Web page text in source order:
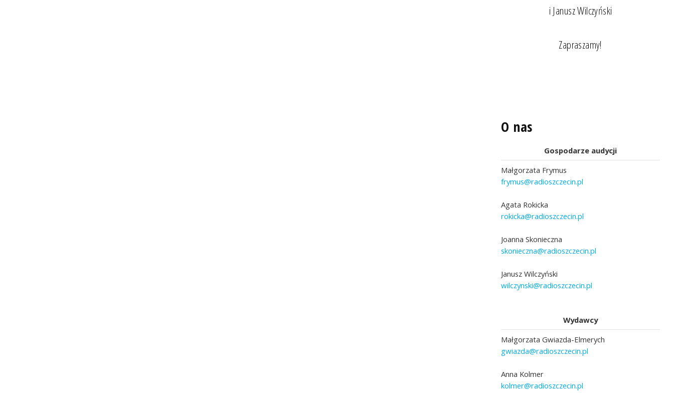
i Janusz Wilczyński
Zapraszamy!
O nas
Gospodarze audycji
Małgorzata Frymus
frymus@radioszczecin.pl
Agata Rokicka
rokicka@radioszczecin.pl
Joanna Skonieczna
skonieczna@radioszczecin.pl
Janusz Wilczyński
wilczynski@radioszczecin.pl
Wydawcy
Małgorzata Gwiazda-Elmerych
gwiazda@radioszczecin.pl
Anna Kolmer
kolmer@radioszczecin.pl